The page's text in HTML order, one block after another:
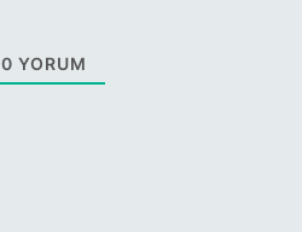
0 YORUM